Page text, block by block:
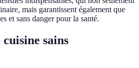
mais garantissent également que
et sans danger pour la santé.
cuisine sains